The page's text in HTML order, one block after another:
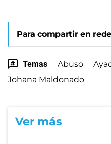
Para compartir en
Temas Abuso
Johana Maldonado
Ver más